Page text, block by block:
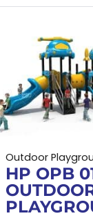
Outdoor
HP OPB